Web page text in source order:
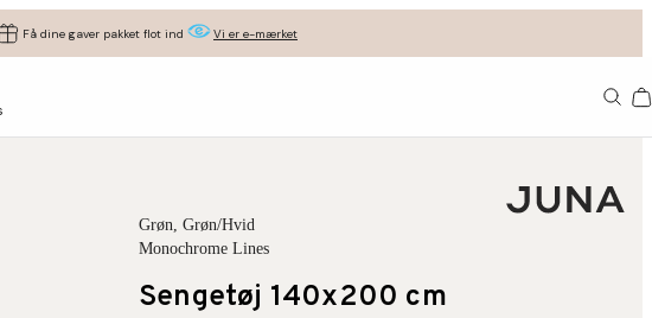
Få dine gaver pakket flot ind Vi er e-mærket
Grøn , Grøn/Hvid
Monochrome Lines
Sengetøj 140x200 cm